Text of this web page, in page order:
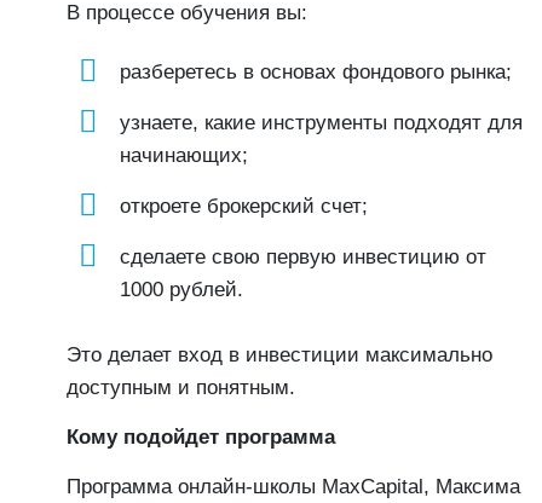
В процессе обучения вы:
разберетесь в основах фондового рынка;
узнаете, какие инструменты подходят для
начинающих;
откроете брокерский счет;
сделаете свою первую инвестицию от
1000 рублей.
Это делает вход в инвестиции максимально
доступным и понятным.
Кому подойдет программа
Программа онлайн-школы MaxCapital, Максима